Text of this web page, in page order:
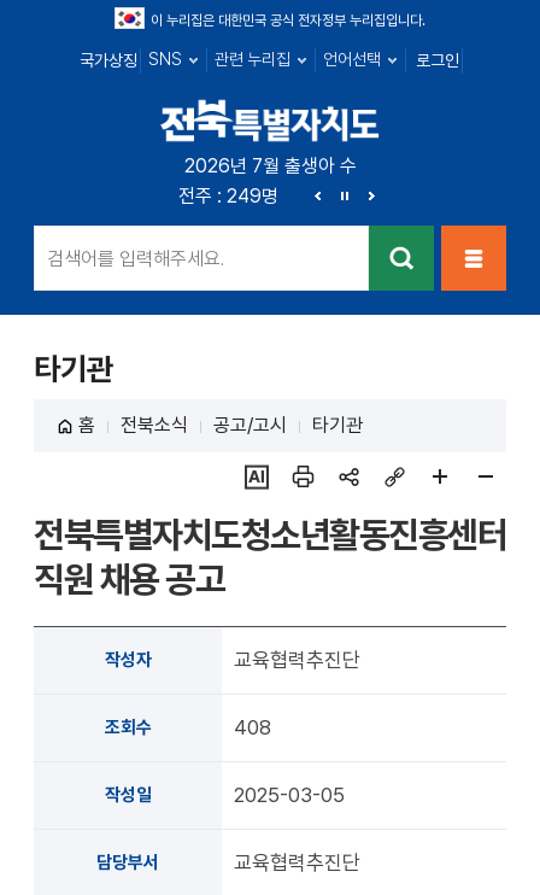
전북특별자치
도
2026년 7월 출생아 수
전주 : 249명 군산 : 89명
이 누리집은 대한민국 공식 전자정부 누리집입니다.
국가상징 SNS 관련 누리집 언어선택 로그인
타기관
홈 전북소식 공고/고시 타기관
천
공유 복사
지
확대
지
축소
전북특별자치도청소년활동진흥센터
직원 채용 공고
작성자 교육협력추진단
조회수 408
작성일 2025-03-05
담당부서 교육협력추진단